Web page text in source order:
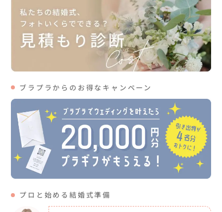
ブラプラからのお得なキャンペーン
プロと始める結婚式準備